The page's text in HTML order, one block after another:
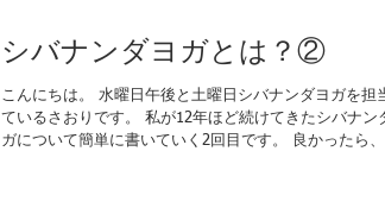
シバナンダヨガとは？②
こんにちは。 水曜日午後と土曜日シバナンダヨガを担
ているさおりです。 私が12年ほど続けてきたシバナン
ガについて簡単に書いていく2回目です。 良かったら、